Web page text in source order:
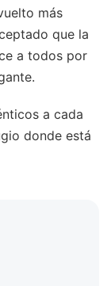
más
que la
a todos por
a cada
donde está